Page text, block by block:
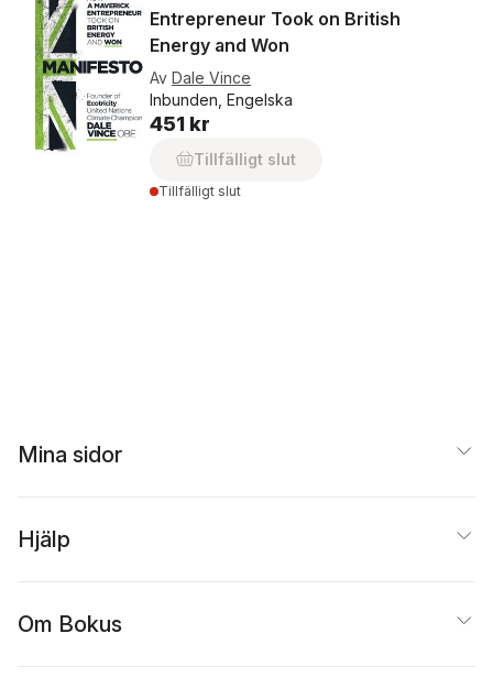
Entrepreneur Took on British
Energy and Won
Av Dale Vince
Inbunden, Engelska
451 kr
Tillfälligt slut
Tillfälligt slut
Mina sidor
Hjälp
Om Bokus